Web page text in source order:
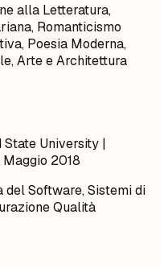
alla Letteratura,
Romanticismo
Poesia Moderna,
Arte e Architettura
State University |
Maggio 2018
del Software, Sistemi di
Qualità